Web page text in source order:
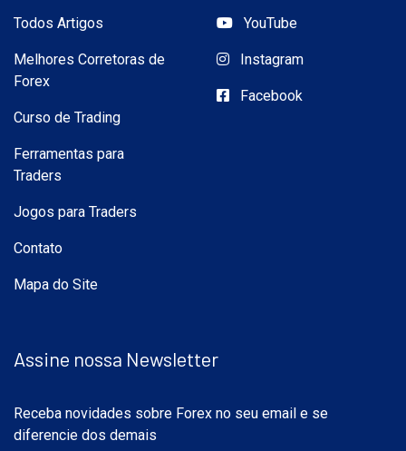
Todos Artigos
Melhores Corretoras de
Forex
Curso de Trading
Ferramentas para
Traders
Jogos para Traders
Contato
Mapa do Site
YouTube
Instagram
Facebook
Assine nossa Newsletter
Receba novidades sobre Forex no seu email e se
diferencie dos demais